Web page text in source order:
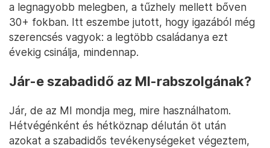
a legnagyobb melegben, a tűzhely mellett bőven
30+ fokban. Itt eszembe jutott, hogy igazából még
szerencsés vagyok: a legtöbb családanya ezt
évekig csinálja, mindennap.
Jár-e szabadidő az MI-rabszolgának?
Jár, de az MI mondja meg, mire használhatom.
Hétvégénként és hétköznap délután öt után
azokat a szabadidős tevékenységeket végeztem,